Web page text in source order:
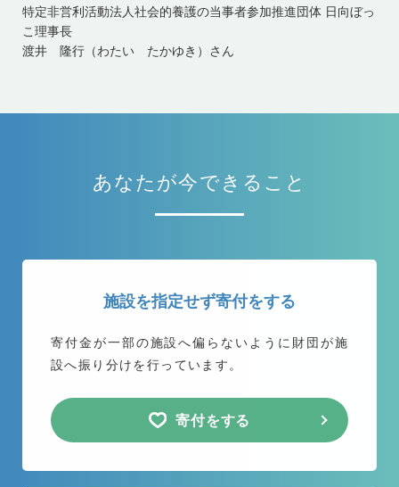
特定非営利活動法人社会的養護の当事者参加推進団体 日向ぼっ
こ理事長
渡井 隆行（わたい たかゆき）さん
あなたが今できること
施設を指定せず寄付をする
寄付金が一部の施設へ偏らないように 財団が施
設へ振り分けを行っています。
寄付をする